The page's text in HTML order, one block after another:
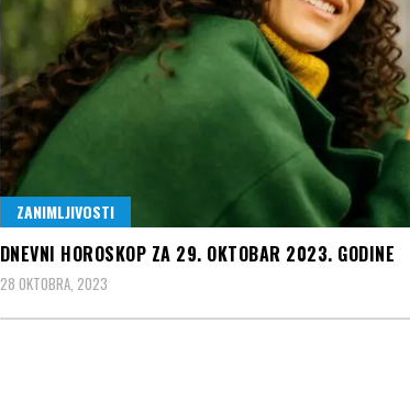
ZANIMLJIVOSTI
DNEVNI HOROSKOP ZA 29. OKTOBAR 2023. GODINE
28 OKTOBRA, 2023